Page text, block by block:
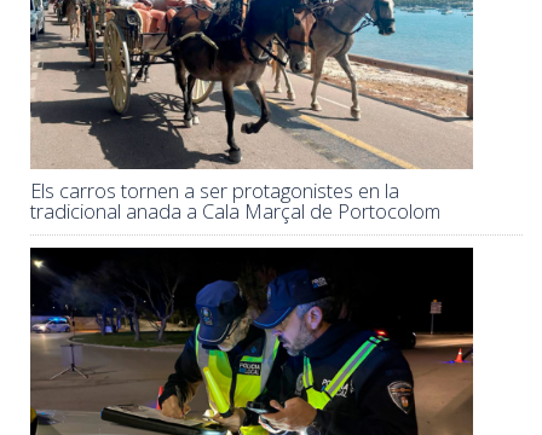
Els carros tornen a ser protagonistes en la
tradicional anada a Cala Marçal de Portocolom